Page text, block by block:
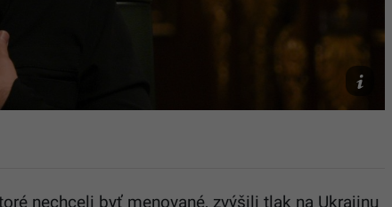
TASR/AP
nechceli byť menované, zvýšili tlak na Ukrajinu